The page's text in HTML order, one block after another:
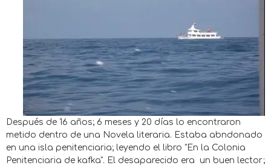
Después de 16 años; 6 meses y 20 días lo encontraron
metido dentro de una Novela literaria. Estaba abndonado
en una isla penitenciaria; leyendo el libro "En la Colonia
Penitenciaria de kafka". El desaparecido era un buen lector;